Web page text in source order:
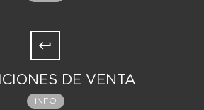
DE VENTA
INFO